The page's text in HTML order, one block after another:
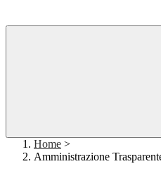
Home >
Amministrazione